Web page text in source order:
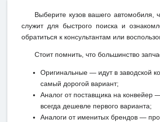
Выберите кузов вашего автомобиля,
служит для быстрого поиска и
обратиться к консультантам или
Стоит помнить, что большинство
Оригинальные — идут в заводской
самый дорогой вариант;
Аналог от поставщика на конвейер
всегда дешевле первого варианта;
Аналоги от именитых брендов —